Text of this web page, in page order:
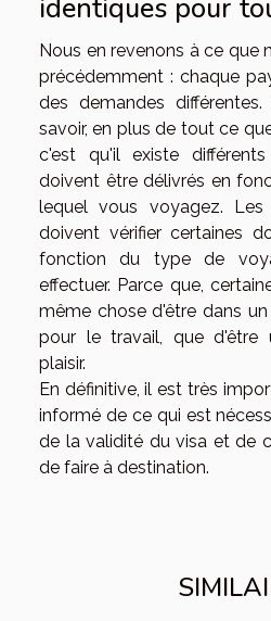
identiques pour
Nous en revenons à ce que
précédemment : chaque
des demandes
savoir, en plus de tout ce
c'est qu'il existe
doivent être délivrés en
lequel vous voyagez. Les
doivent vérifier certaines
fonction du type de
effectuer. Parce que,
même chose d'être dans
pour le travail, que d'être
plaisir.
En définitive, il est très
informé de ce qui est
de la validité du visa et de
de faire à destination.